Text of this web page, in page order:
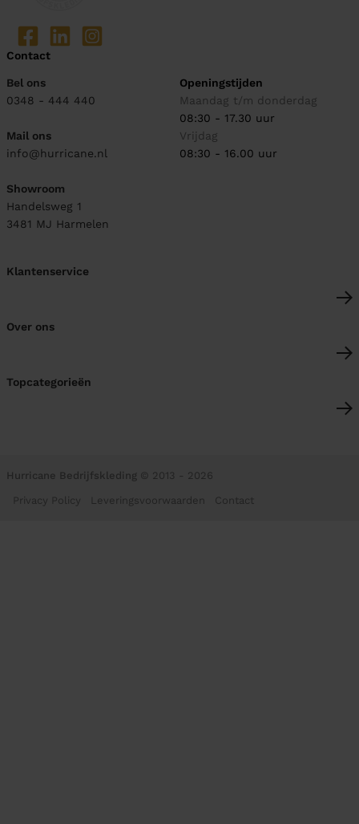
Contact
Bel ons
0348 - 444 440
Mail ons
info@hurricane.nl
Showroom
Handelsweg 1
3481 MJ Harmelen
Openingstijden
Maandag t/m donderdag
08:30 - 17.30 uur
Vrijdag
08:30 - 16.00 uur
Klantenservice
Over ons
Topcategorieën
Hurricane Bedrijfskleding © 2013 - 2026
Privacy Policy Leveringsvoorwaarden Contact